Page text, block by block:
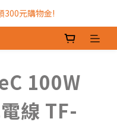
300元購物金!
費!
300元購物金!
100W
線 TF-